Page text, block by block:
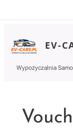
EV-
Wypożyczalnia